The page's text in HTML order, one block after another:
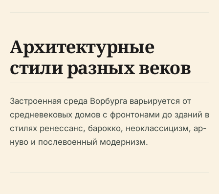
Архитектурные
стили разных веков
Застроенная среда Ворбурга варьируется от
средневековых домов с фронтонами до зданий в
стилях ренессанс, барокко, неоклассицизм, ар-
нуво и послевоенный модернизм.